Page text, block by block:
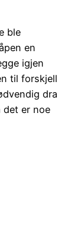
ble
en
igjen
til forskjell
dra
det er noe